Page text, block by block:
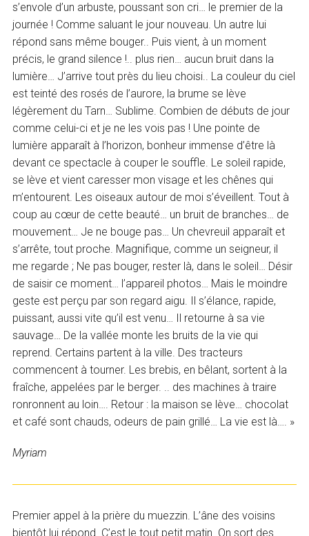
s’envole d’un arbuste, poussant son cri… le premier de la
journée ! Comme saluant le jour nouveau. Un autre lui
répond sans même bouger.. Puis vient, à un moment
précis, le grand silence !.. plus rien… aucun bruit dans la
lumière… J’arrive tout près du lieu choisi.. La couleur du ciel
est teinté des rosés de l’aurore, la brume se lève
légèrement du Tarn… Sublime. Combien de débuts de jour
comme celui-ci et je ne les vois pas ! Une pointe de
lumière apparaît à l’horizon, bonheur immense d’être là
devant ce spectacle à couper le souffle. Le soleil rapide,
se lève et vient caresser mon visage et les chênes qui
m’entourent. Les oiseaux autour de moi s’éveillent. Tout à
coup au cœur de cette beauté… un bruit de branches… de
mouvement… Je ne bouge pas… Un chevreuil apparaît et
s’arrête, tout proche. Magnifique, comme un seigneur, il
me regarde ; Ne pas bouger, rester là, dans le soleil… Désir
de saisir ce moment… l’appareil photos… Mais le moindre
geste est perçu par son regard aigu. Il s’élance, rapide,
puissant, aussi vite qu’il est venu… Il retourne à sa vie
sauvage… De la vallée monte les bruits de la vie qui
reprend. Certains partent à la ville. Des tracteurs
commencent à tourner. Les brebis, en bêlant, sortent à la
fraîche, appelées par le berger. .. des machines à traire
ronronnent au loin…. Retour : la maison se lève… chocolat
et café sont chauds, odeurs de pain grillé… La vie est là…. »
Myriam
Premier appel à la prière du muezzin. L’âne des voisins
bientôt lui répond. C’est le tout petit matin. On sort des